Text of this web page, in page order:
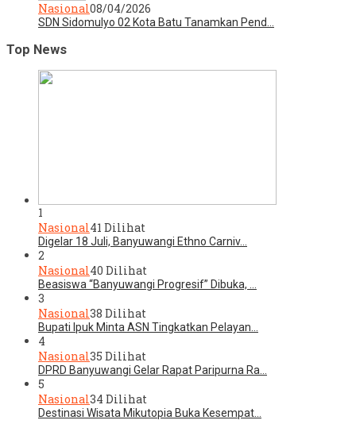
Nasional08/04/2026
SDN Sidomulyo 02 Kota Batu Tanamkan Pend…
Top News
1
Nasional41 Dilihat
Digelar 18 Juli, Banyuwangi Ethno Carniv…
2
Nasional40 Dilihat
Beasiswa “Banyuwangi Progresif” Dibuka, …
3
Nasional38 Dilihat
Bupati Ipuk Minta ASN Tingkatkan Pelayan…
4
Nasional35 Dilihat
DPRD Banyuwangi Gelar Rapat Paripurna Ra…
5
Nasional34 Dilihat
Destinasi Wisata Mikutopia Buka Kesempat…